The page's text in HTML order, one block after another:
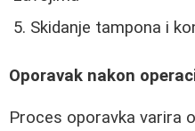
Skidanje tampona i
Oporavak nakon
Proces oporavka varira